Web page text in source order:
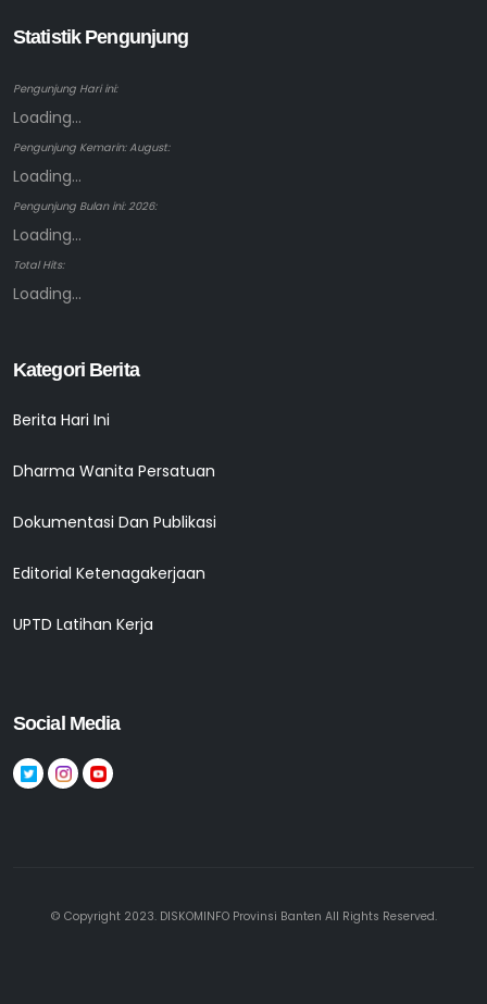
Statistik Pengunjung
Pengunjung Hari ini:
Loading...
Pengunjung Kemarin: August:
Loading...
Pengunjung Bulan ini: 2026:
Loading...
Total Hits:
Loading...
Kategori Berita
Berita Hari Ini
Dharma Wanita Persatuan
Dokumentasi Dan Publikasi
Editorial Ketenagakerjaan
UPTD Latihan Kerja
Social Media
© Copyright 2023. DISKOMINFO Provinsi Banten All Rights Reserved.